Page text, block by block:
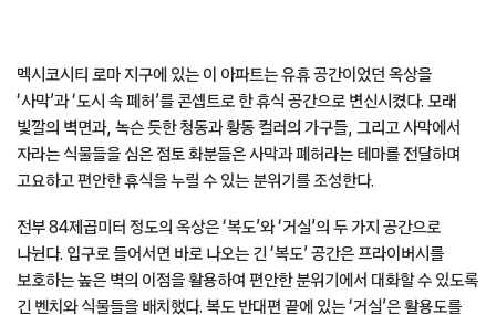
멕시코시티 로마 지구에 있는 이 아파트는 유휴 공간이었던 옥상을
‘사막’과 ‘도시 속 폐허’를 콘셉트로 한 휴식 공간으로 변신시켰다. 모래
빛깔의 벽면과, 녹슨 듯한 청동과 황동 컬러의 가구들, 그리고 사막에서
자라는 식물들을 심은 점토 화분들은 사막과 폐허라는 테마를 전달하며
고요하고 편안한 휴식을 누릴 수 있는 분위기를 조성한다.
전부 84제곱미터 정도의 옥상은 ‘복도’와 ‘거실’의 두 가지 공간으로
나뉜다. 입구로 들어서면 바로 나오는 긴 ‘복도’ 공간은 프라이버시를
보호하는 높은 벽의 이점을 활용하여 편안한 분위기에서 대화할 수 있도록
긴 벤치와 식물들을 배치했다. 복도 반대편 끝에 있는 ‘거실’은 활용도를